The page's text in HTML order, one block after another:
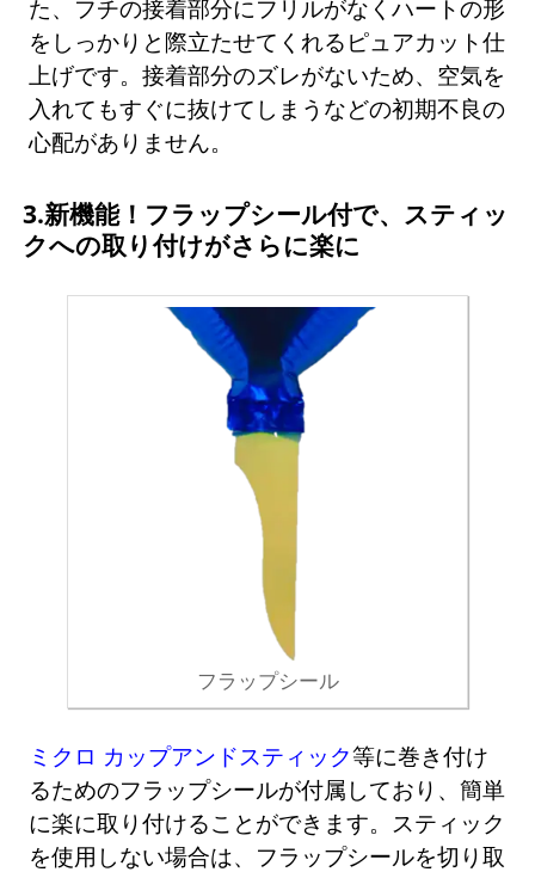
た、フチの接着部分にフリルがなくハートの形
をしっかりと際立たせてくれるピュアカット仕
上げです。接着部分のズレがないため、空気を
入れてもすぐに抜けてしまうなどの初期不良の
心配がありません。
3.新機能！フラップシール付で、スティッ
クへの取り付けがさらに楽に
フラップシール
ミクロ カップアンドスティック等に巻き付け
るためのフラップシールが付属しており、簡単
に楽に取り付けることができます。スティック
を使用しない場合は、フラップシールを切り取